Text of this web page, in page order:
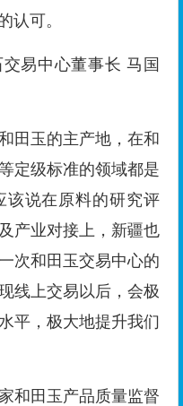
认可。
交易中心董事长 马国
田玉的主产地，在和
定级标准的领域都是
该说在原料的研究评
产业对接上，新疆也
次和田玉交易中心的
线上交易以后，会极
平，极大地提升我们
和田玉产品质量监督